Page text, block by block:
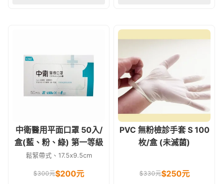
中衛醫用平面口罩 50入/
盒(藍、粉、綠) 第一等級
鬆緊帶式、17.5x9.5cm
$300元$200元
PVC 無粉檢診手套 S 100
枚/盒 (未滅菌)
$330元$250元